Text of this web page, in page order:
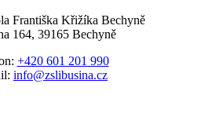
Františka Křižíka Bechyně
164, 39165 Bechyně
+420 601 201 990
info@zslibusina.cz